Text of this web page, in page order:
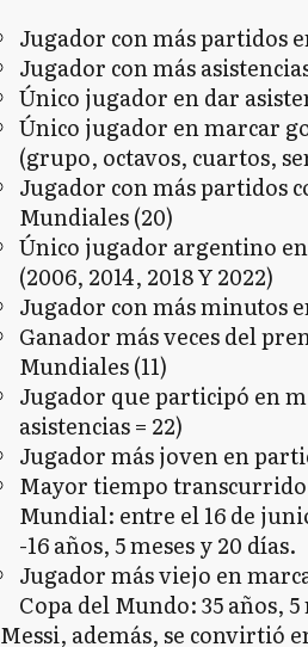
Jugador con más partidos
Jugador con más
Único jugador en dar
Único jugador en marcar
(grupo, octavos, cuartos,
Jugador con más partidos
Mundiales (20)
Único jugador argentino
(2006, 2014, 2018 Y 2022)
Jugador con más minutos
Ganador más veces del
Mundiales (11)
Jugador que participó en
asistencias = 22)
Jugador más joven en
Mayor tiempo
Mundial: entre el 16 de
-16 años, 5 meses y 20 días.
Jugador más viejo en
Copa del Mundo: 35 años, 5
Messi, además, se convirtió